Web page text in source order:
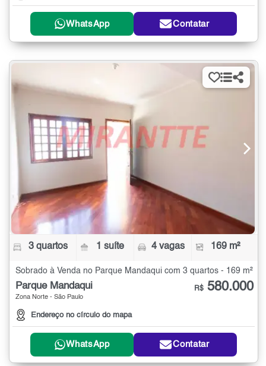
WhatsApp Contatar
3 quartos 1 suíte 4 vagas 169 m²
Sobrado à Venda no Parque Mandaqui com 3 quartos - 169 m²
Parque Mandaqui
Zona Norte - São Paulo
Endereço no círculo do mapa
R$ 580.000
WhatsApp Contatar